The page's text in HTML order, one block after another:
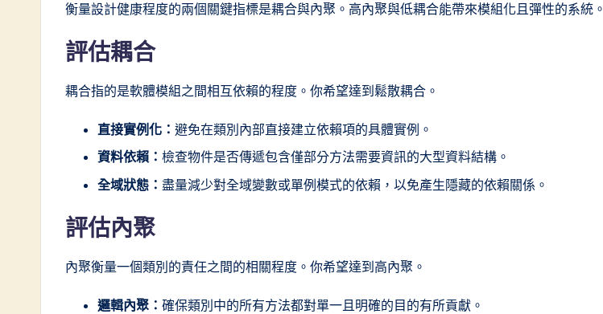
衡量設計健康程度的兩個關鍵指標是耦合與內聚。高內聚與低耦合能帶來模組化且彈性的系統。
評估耦合
耦合指的是軟體模組之間相互依賴的程度。你希望達到鬆散耦合。
直接實例化： 避免在類別內部直接建立依賴項的具體實例。
資料依賴： 檢查物件是否傳遞包含僅部分方法需要資訊的大型資料結構。
全域狀態： 盡量減少對全域變數或單例模式的依賴，以免產生隱藏的依賴關係。
評估內聚
內聚衡量一個類別的責任之間的相關程度。你希望達到高內聚。
邏輯內聚： 確保類別中的所有方法都對單一且明確的目的有所貢獻。